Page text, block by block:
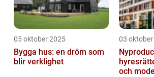
05 oktober 2025
Bygga hus: en dröm som
blir verklighet
03
och